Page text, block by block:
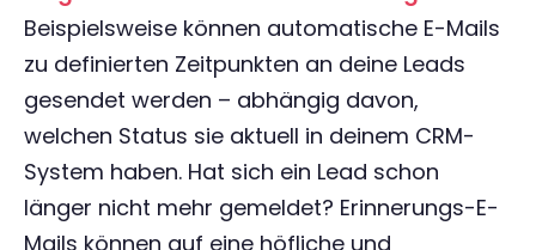
Beispielsweise können automatische E-Mails
zu definierten Zeitpunkten an deine Leads
gesendet werden – abhängig davon,
welchen Status sie aktuell in deinem CRM-
System haben. Hat sich ein Lead schon
länger nicht mehr gemeldet? Erinnerungs-E-
Mails können auf eine höfliche und